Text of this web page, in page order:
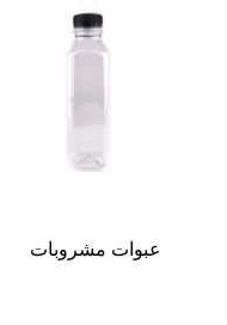
عبوات مشروبات